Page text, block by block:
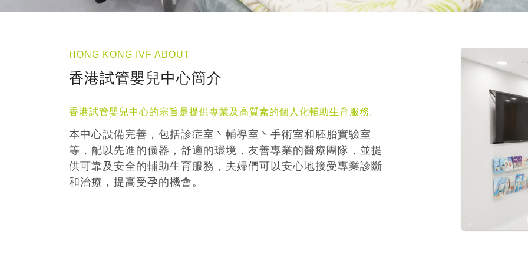
HONG KONG IVF ABOUT
香港試管嬰兒中心簡介
香港試管嬰兒中心的宗旨是提供專業及高質素的個人化輔助生育服務。
本中心設備完善，包括診症室丶輔導室丶手術室和胚胎實驗室
等，配以先進的儀器，舒適的環境，友善專業的醫療團隊，並提
供可靠及安全的輔助生育服務，夫婦們可以安心地接受專業診斷
和治療，提高受孕的機會。